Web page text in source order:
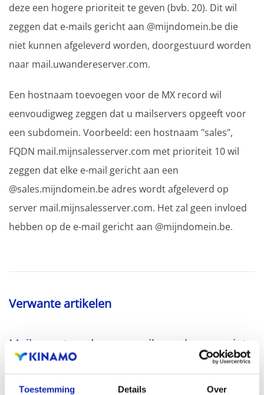
Toestemming Details Over
deze een hogere prioriteit te geven (bvb. 20). Dit wil
zeggen dat e-mails gericht aan @mijndomein.be die
niet kunnen afgeleverd worden, doorgestuurd worden
naar mail.uwandereserver.com.
Een hostnaam toevoegen voor de MX record wil
eenvoudigweg zeggen dat u mailservers opgeeft voor
een subdomein. Voorbeeld: een hostnaam "sales",
FQDN mail.mijnsalesserver.com met prioriteit 10 wil
zeggen dat elke e-mail gericht aan een
@sales.mijndomein.be adres wordt afgeleverd op
server mail.mijnsalesserver.com. Het zal geen invloed
hebben op de e-mail gericht aan @mijndomein.be.
Verwante artikelen
Mails verstuurd naar gmail.com komen niet
toe bij de ontvanger